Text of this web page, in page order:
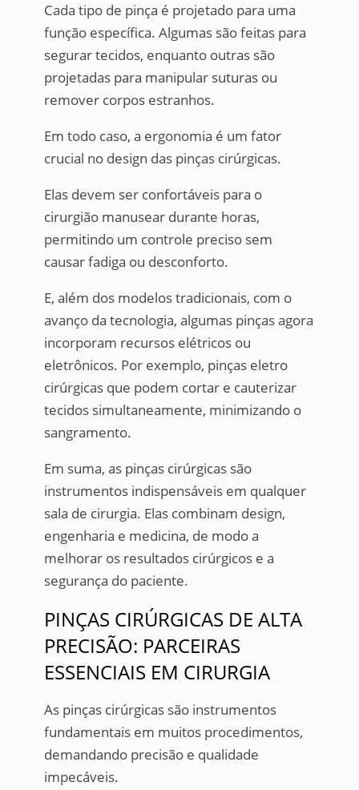
Cada tipo de pinça é projetado para uma
função específica. Algumas são feitas para
segurar tecidos, enquanto outras são
projetadas para manipular suturas ou
remover corpos estranhos.
Em todo caso, a ergonomia é um fator
crucial no design das pinças cirúrgicas.
Elas devem ser confortáveis para o
cirurgião manusear durante horas,
permitindo um controle preciso sem
causar fadiga ou desconforto.
E, além dos modelos tradicionais, com o
avanço da tecnologia, algumas pinças agora
incorporam recursos elétricos ou
eletrônicos. Por exemplo, pinças eletro
cirúrgicas que podem cortar e cauterizar
tecidos simultaneamente, minimizando o
sangramento.
Em suma, as pinças cirúrgicas são
instrumentos indispensáveis em qualquer
sala de cirurgia. Elas combinam design,
engenharia e medicina, de modo a
melhorar os resultados cirúrgicos e a
segurança do paciente.
PINÇAS CIRÚRGICAS DE ALTA
PRECISÃO: PARCEIRAS
ESSENCIAIS EM CIRURGIA
As pinças cirúrgicas são instrumentos
fundamentais em muitos procedimentos,
demandando precisão e qualidade
impecáveis.